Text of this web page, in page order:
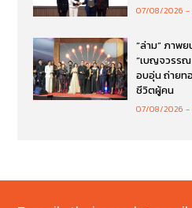
07/08/2026
“ล่าม” ภาพ
“เบญจวรร
อบอุ่น ถ่ายท
ชีวิตผู้คน
07/08/2026